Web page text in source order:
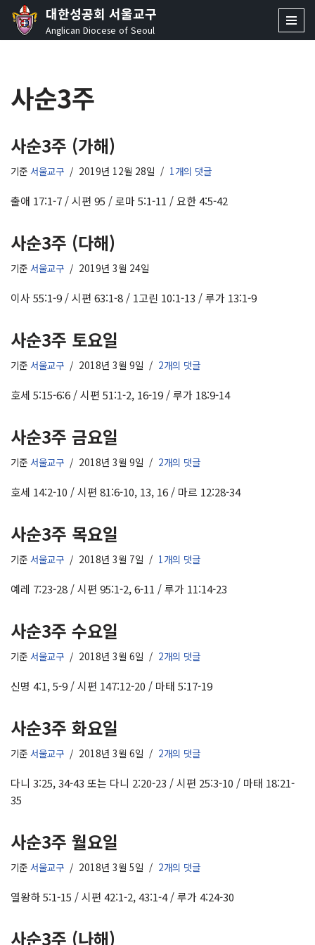
콘
로
건
뛰
기
대한성공회 서울교구
Anglican Diocese of Seoul
사순3주
사순3주 (가해)
기준 서울교구 2019년 12월 28일 1개의 댓글
출애 17:1-7 / 시편 95 / 로마 5:1-11 / 요한 4:5-42
사순3주 (다해)
기준 서울교구 2019년 3월 24일
이사 55:1-9 / 시편 63:1-8 / 1고린 10:1-13 / 루가 13:1-9
사순3주 토요일
기준 서울교구 2018년 3월 9일 2개의 댓글
호세 5:15-6:6 / 시편 51:1-2, 16-19 / 루가 18:9-14
사순3주 금요일
기준 서울교구 2018년 3월 9일 2개의 댓글
호세 14:2-10 / 시편 81:6-10, 13, 16 / 마르 12:28-34
사순3주 목요일
기준 서울교구 2018년 3월 7일 1개의 댓글
예레 7:23-28 / 시편 95:1-2, 6-11 / 루가 11:14-23
사순3주 수요일
기준 서울교구 2018년 3월 6일 2개의 댓글
신명 4:1, 5-9 / 시편 147:12-20 / 마태 5:17-19
사순3주 화요일
기준 서울교구 2018년 3월 6일 2개의 댓글
다니 3:25, 34-43 또는 다니 2:20-23 / 시편 25:3-10 / 마태 18:21-
35
사순3주 월요일
기준 서울교구 2018년 3월 5일 2개의 댓글
열왕하 5:1-15 / 시편 42:1-2, 43:1-4 / 루가 4:24-30
사순3주 (나해)